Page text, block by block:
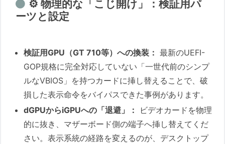
⚙️ 物理的な「こじ開け」：検証用パ
ーツと設定
検証用GPU（GT 710等）への換装： 最新のUEFI-
GOP規格に完全対応していない「一世代前のシンプ
ルなVBIOS」を持つカードに挿し替えることで、破
損した表示命令をバイパスできた事例があります。
dGPUからiGPUへの「退避」：
ビデオカードを物理
的に抜き、マザーボード側の端子へ挿し替えてくだ
さい。表示系統の経路を変えるのが、デスクトップ